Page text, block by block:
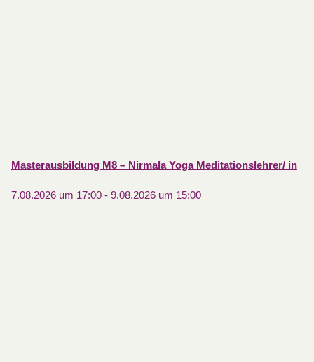
Masterausbildung M8 – Nirmala Yoga Meditationslehrer/ in
7.08.2026 um 17:00- 9.08.2026 um 15:00